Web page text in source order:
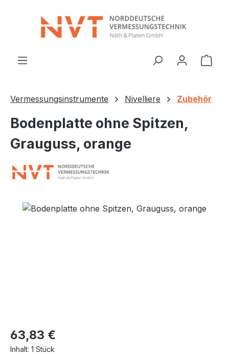
Vermessungsinstrumente Nivelliere Zubehör
Bodenplatte ohne Spitzen,
Grauguss, orange
Bildergalerie überspringen
Regulärer Preis:
63,83 €
Inhalt: 1 Stück